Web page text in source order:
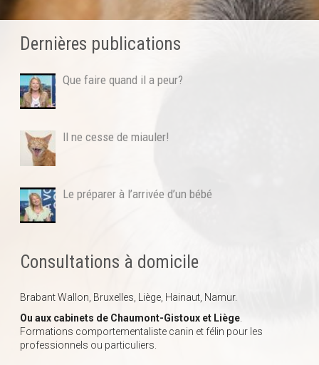
Dernières publications
Que faire quand il a peur?
Il ne cesse de miauler!
Le préparer à l’arrivée d’un bébé
Consultations à domicile
Brabant Wallon, Bruxelles, Liège, Hainaut, Namur.
Ou aux cabinets de Chaumont-Gistoux et Liège.
Formations comportementaliste canin et félin pour les
professionnels ou particuliers.